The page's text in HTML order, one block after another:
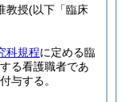
教授(以下「臨床
科規程に定める臨
る看護職者であ
与する。